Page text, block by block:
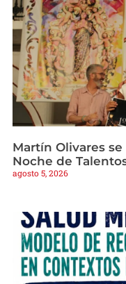
Martín Olivares
Noche de
agosto 5, 2026